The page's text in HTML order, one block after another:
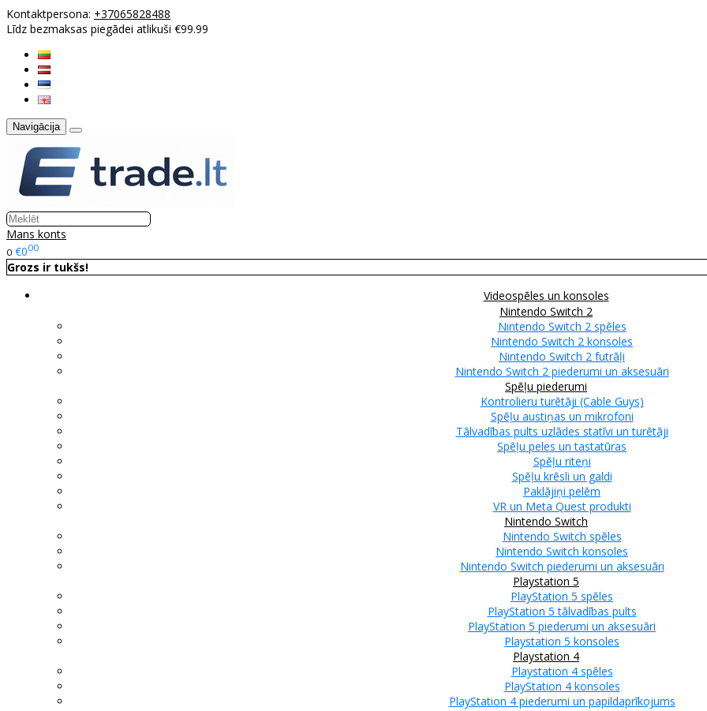
Kontaktpersona: +37065828488
Līdz bezmaksas piegādei atlikuši €99.99
Navigācija
Mans konts
0 €000
Grozs ir tukšs!
Videospēles un konsoles
Nintendo Switch 2
Nintendo Switch 2 spēles
Nintendo Switch 2 konsoles
Nintendo Switch 2 futrāļi
Nintendo Switch 2 piederumi un aksesuāri
Spēļu piederumi
Kontrolieru turētāji (Cable Guys)
Spēļu austiņas un mikrofoni
Tālvadības pults uzlādes statīvi un turētāji
Spēļu peles un tastatūras
Spēļu riteņi
Spēļu krēsli un galdi
Paklājiņi pelēm
VR un Meta Quest produkti
Nintendo Switch
Nintendo Switch spēles
Nintendo Switch konsoles
Nintendo Switch piederumi un aksesuāri
Playstation 5
PlayStation 5 spēles
PlayStation 5 tālvadības pults
PlayStation 5 piederumi un aksesuāri
Playstation 5 konsoles
Playstation 4
Playstation 4 spēles
PlayStation 4 konsoles
PlayStation 4 piederumi un papildaprīkojums